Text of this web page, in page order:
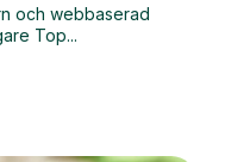
och webbaserad
Top...